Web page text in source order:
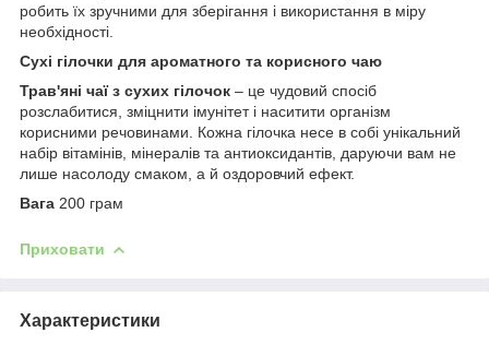
робить їх зручними для зберігання і використання в міру
необхідності.
Сухі гілочки для ароматного та корисного чаю
Трав'яні чаї з сухих гілочок – це чудовий спосіб
розслабитися, зміцнити імунітет і наситити організм
корисними речовинами. Кожна гілочка несе в собі унікальний
набір вітамінів, мінералів та антиоксидантів, даруючи вам не
лише насолоду смаком, а й оздоровчий ефект.
Вага 200 грам
Приховати
Характеристики